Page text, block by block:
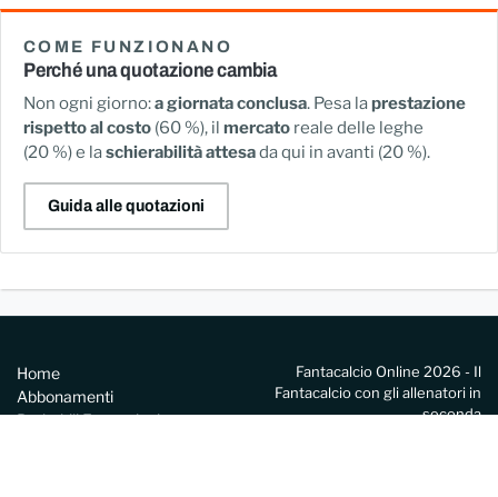
COME FUNZIONANO
Perché una quotazione cambia
Non ogni giorno:a giornata conclusa. Pesa laprestazione
rispetto al costo (60 %), il mercato reale delle leghe
(20 %) e laschierabilità attesada qui in avanti (20 %).
Guida alle quotazioni
Home
Abbonamenti
Probabili Formazioni
Fantacalcio Online 2026 - Il
Fantacalcio con gli allenatori in
seconda